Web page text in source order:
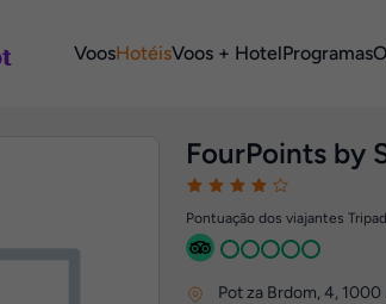
VoosHotéisVoos + HotelProgramas
FourPoints by
Pontuação dos viajantes
Pot za Brdom, 4, 1000